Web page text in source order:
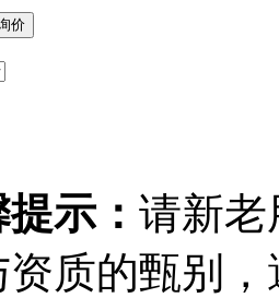
示： 请新老
质的甄别